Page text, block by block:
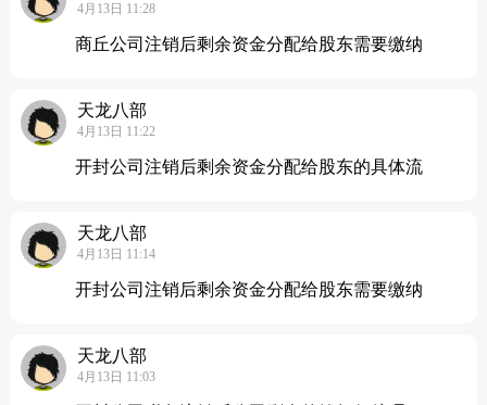
4月13日 11:28
商丘公司注销后剩余资金分配给股东需要缴纳
天龙八部
4月13日 11:22
开封公司注销后剩余资金分配给股东的具体流
天龙八部
4月13日 11:14
开封公司注销后剩余资金分配给股东需要缴纳
天龙八部
4月13日 11:03